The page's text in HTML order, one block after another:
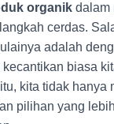
organik dalam
cerdas.
adalah
biasa
kita tidak hanya
pilihan yang